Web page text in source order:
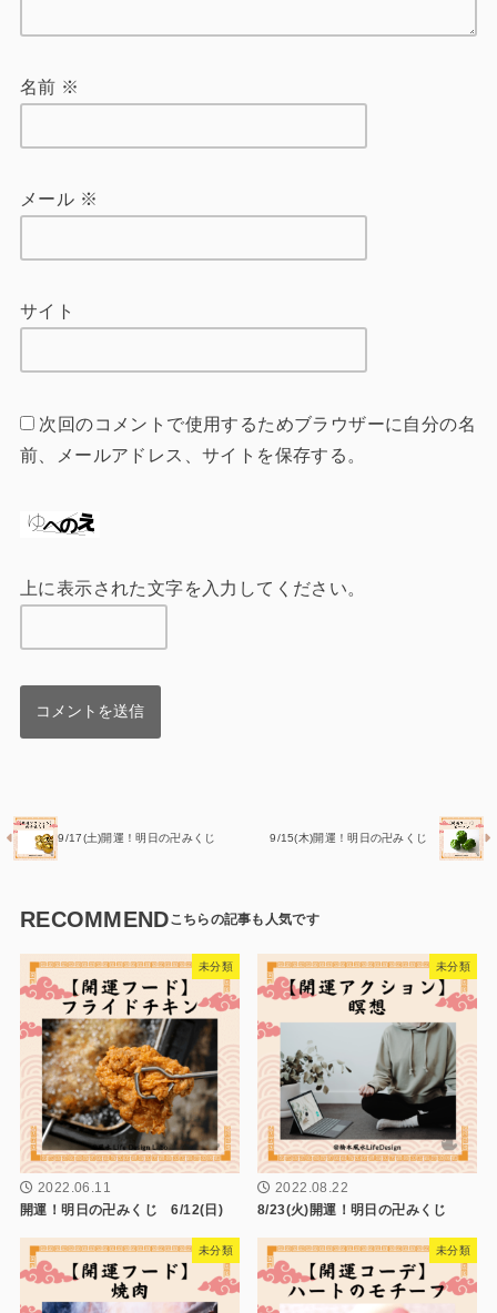
名前 ※
メール ※
サイト
次回のコメントで使用するためブラウザーに自分の名
前、メールアドレス、サイトを保存する。
上に表示された文字を入力してください。
9/17(土)開運！明日の卍みくじ 9/15(木)開運！明日の卍みくじ
RECOMMEND
未分類
2022.06.11
開運！明日の卍みくじ 6/12(日)
未分類
2022.08.22
8/23(火)開運！明日の卍みくじ
未分類 未分類